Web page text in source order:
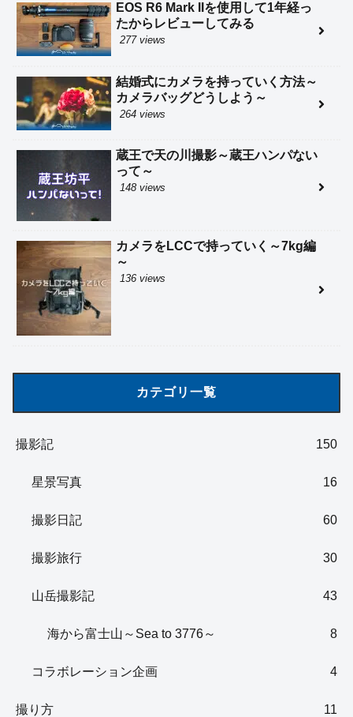
EOS R6 Mark IIを使用して1年経っ
たからレビューしてみる
277 views
結婚式にカメラを持っていく方法～
カメラバッグどうしよう～
264 views
蔵王で天の川撮影～蔵王ハンパない
って～
148 views
カメラをLCCで持っていく～7kg編
～
136 views
カテゴリ一覧
撮影記 150
星景写真 16
撮影日記 60
撮影旅行 30
山岳撮影記 43
海から富士山～Sea to 3776～ 8
コラボレーション企画 4
撮り方 11